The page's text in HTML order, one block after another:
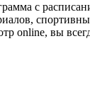
с
вы